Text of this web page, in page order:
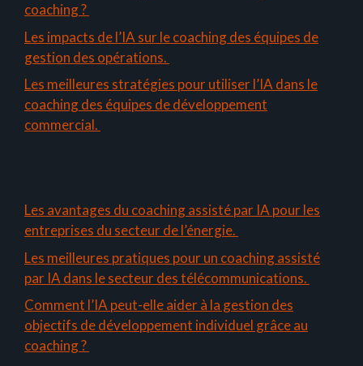
coaching ?
Les impacts de l’IA sur le coaching des équipes de
gestion des opérations.
Les meilleures stratégies pour utiliser l’IA dans le
coaching des équipes de développement
commercial.
Les avantages du coaching assisté par IA pour les
entreprises du secteur de l’énergie.
Les meilleures pratiques pour un coaching assisté
par IA dans le secteur des télécommunications.
Comment l’IA peut-elle aider à la gestion des
objectifs de développement individuel grâce au
coaching ?